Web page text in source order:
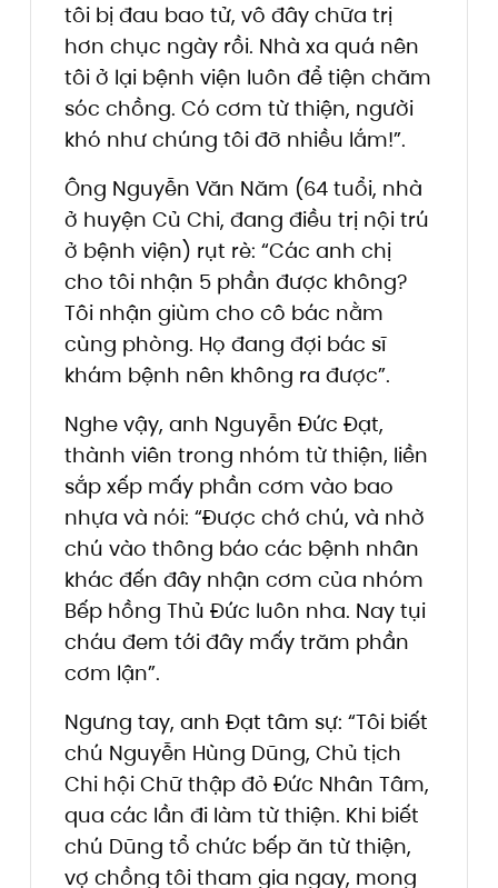
tôi bị đau bao tử, vô đây chữa trị
hơn chục ngày rồi. Nhà xa quá nên
tôi ở lại bệnh viện luôn để tiện chăm
sóc chồng. Có cơm từ thiện, người
khó như chúng tôi đỡ nhiều lắm!”.
Ông Nguyễn Văn Năm (64 tuổi, nhà
ở huyện Củ Chi, đang điều trị nội trú
ở bệnh viện) rụt rè: “Các anh chị
cho tôi nhận 5 phần được không?
Tôi nhận giùm cho cô bác nằm
cùng phòng. Họ đang đợi bác sĩ
khám bệnh nên không ra được”.
Nghe vậy, anh Nguyễn Đức Đạt,
thành viên trong nhóm từ thiện, liền
sắp xếp mấy phần cơm vào bao
nhựa và nói: “Được chớ chú, và nhờ
chú vào thông báo các bệnh nhân
khác đến đây nhận cơm của nhóm
Bếp hồng Thủ Đức luôn nha. Nay tụi
cháu đem tới đây mấy trăm phần
cơm lận”.
Ngưng tay, anh Đạt tâm sự: “Tôi biết
chú Nguyễn Hùng Dũng, Chủ tịch
Chi hội Chữ thập đỏ Đức Nhân Tâm,
qua các lần đi làm từ thiện. Khi biết
chú Dũng tổ chức bếp ăn từ thiện,
vợ chồng tôi tham gia ngay, mong